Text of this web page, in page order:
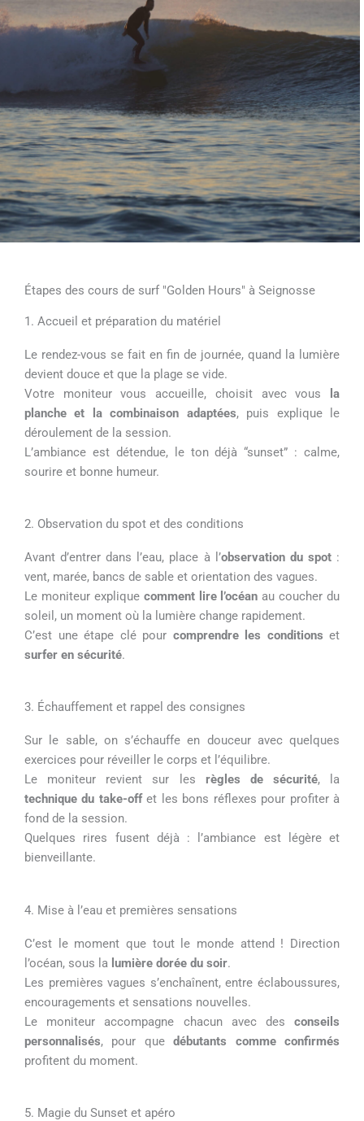
Étapes des cours de surf "Golden Hours" à Seignosse
1. Accueil et préparation du matériel
Le rendez-vous se fait en fin de journée, quand la lumière
devient douce et que la plage se vide.
Votre moniteur vous accueille, choisit avec vous
la
planche et la combinaison adaptées, puis explique le
déroulement de la session.
L’ambiance est détendue, le ton déjà “sunset” : calme,
sourire et bonne humeur.
2. Observation du spot et des conditions
Avant d’entrer dans l’eau, place à l’observation du spot:
vent, marée, bancs de sable et orientation des vagues.
Le moniteur explique comment lire l’océan au coucher du
soleil, un moment où la lumière change rapidement.
C’est une étape clé pour comprendre les conditions et
surfer en sécurité.
3. Échauffement et rappel des consignes
Sur le sable, on s’échauffe en douceur avec quelques
exercices pour réveiller le corps et l’équilibre.
Le moniteur revient sur les règles de sécurité, la
technique du take-offet les bons réflexes pour profiter à
fond de la session.
Quelques rires fusent déjà : l’ambiance est légère et
bienveillante.
4. Mise à l’eau et premières sensations
C’est le moment que tout le monde attend ! Direction
l’océan, sous la lumière dorée du soir.
Les premières vagues s’enchaînent, entre éclaboussures,
encouragements et sensations nouvelles.
Le moniteur accompagne chacun avec des conseils
personnalisés, pour quedébutants comme confirmés
profitent du moment.
5. Magie du Sunset et apéro